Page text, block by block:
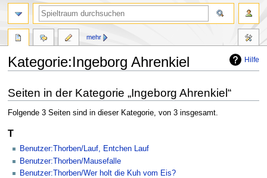
Hilfe
Kategorie:Ingeborg Ahrenkiel
Navigation
springen
Suche
springen
Seiten in der Kategorie „Ingeborg Ahrenkiel“
Folgende 3 Seiten sind in dieser Kategorie, von 3 insgesamt.
T
Benutzer:Thorben/Lauf, Entchen Lauf
Benutzer:Thorben/Mausefalle
Benutzer:Thorben/Wer holt die Kuh vom Eis?
mehr